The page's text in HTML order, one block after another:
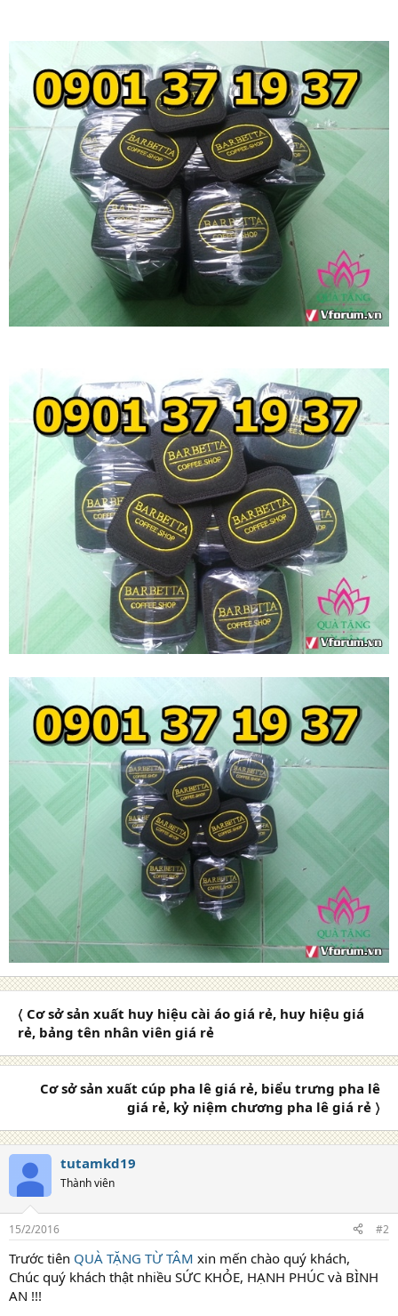
〈 Cơ sở sản xuất huy hiệu cài áo giá rẻ, huy hiệu giá
rẻ, bảng tên nhân viên giá rẻ
Cơ sở sản xuất cúp pha lê giá rẻ, biểu trưng pha lê
giá rẻ, kỷ niệm chương pha lê giá rẻ 〉
tutamkd19
Thành viên
15/2/2016 #2
Trước tiên QUÀ TẶNG TỪ TÂM xin mến chào quý khách,
Chúc quý khách thật nhiều SỨC KHỎE, HẠNH PHÚC và BÌNH
AN !!!